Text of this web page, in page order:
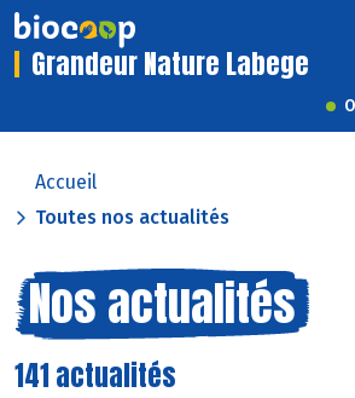
Grandeur Nature Labege
Accueil
Toutes nos actualités
Nos actualités
141 actualités